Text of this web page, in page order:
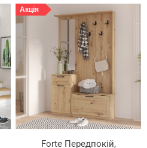
Акція
Forte Передпокій,